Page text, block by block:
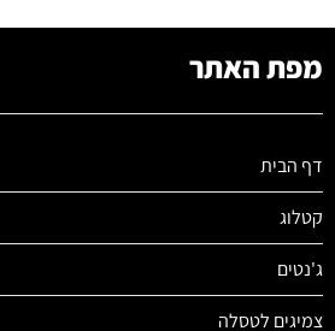
מפת האתר
דף הבית
קטלוג
ג'נטים
צמיגים לטסלה